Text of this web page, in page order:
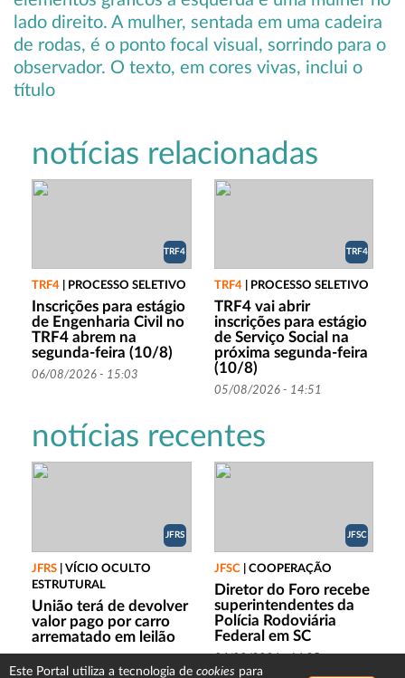
notícias relacionadas
TRF4
TRF4 PROCESSO SELETIVO
Inscrições para estágio
de Engenharia Civil no
TRF4 abrem na
segunda-feira (10/8)
06/08/2026 - 15:03
TRF4
TRF4| PROCESSO SELETIVO
TRF4 vai abrir
inscrições para estágio
de Serviço Social na
próxima segunda-feira
(10/8)
05/08/2026 - 14:51
notícias recentes
JFRS
JFRS
VÍCIO OCULTO
ESTRUTURAL
União terá de devolver
valor pago por carro
arrematado em leilão
06/08/2026 - 17:53
JFSC
JFSC| COOPERAÇÃO
Diretor do Foro recebe
superintendentes da
Polícia Rodoviária
Federal em SC
06/08/2026 - 16:35
Este Portal utiliza a tecnologia de cookies para